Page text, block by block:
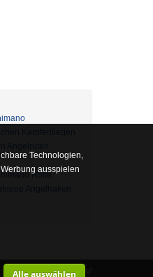
Rolle
und Outdoor-Ausrüstung!
Technologien,
ausspielen
Alle auswählen